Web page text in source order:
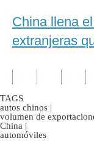
China llena
extranjeras
TAGS
autos chinos |
volumen de
China |
automóviles